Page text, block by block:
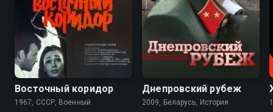
6.5
Восточный коридор
1967, СССР, Военный
6.5
Днепровский рубеж
2009, Беларусь, История